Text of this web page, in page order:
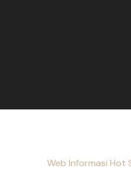
Web Informasi Hot